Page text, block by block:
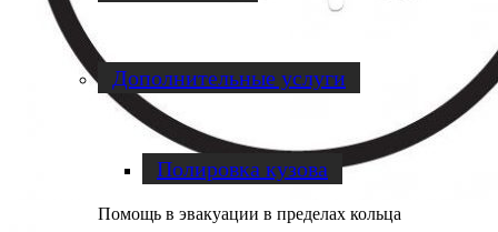
Дополнительные услуги
Полировка кузова
Помощь в эвакуации в пределах кольца